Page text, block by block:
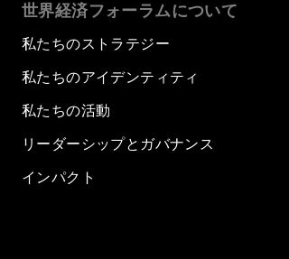
世界経済フォーラムについて
私たちのストラテジー
私たちのアイデンティティ
私たちの活動
リーダーシップとガバナンス
インパクト